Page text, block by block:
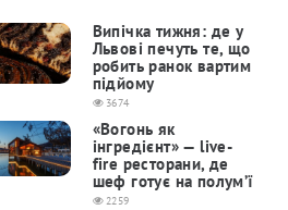
Випічка тижня: де у
Львові печуть те, що
робить ранок вартим
підйому
3674
«Вогонь як
інгредієнт» — live-
fire ресторани, де
шеф готує на полум’ї
2259